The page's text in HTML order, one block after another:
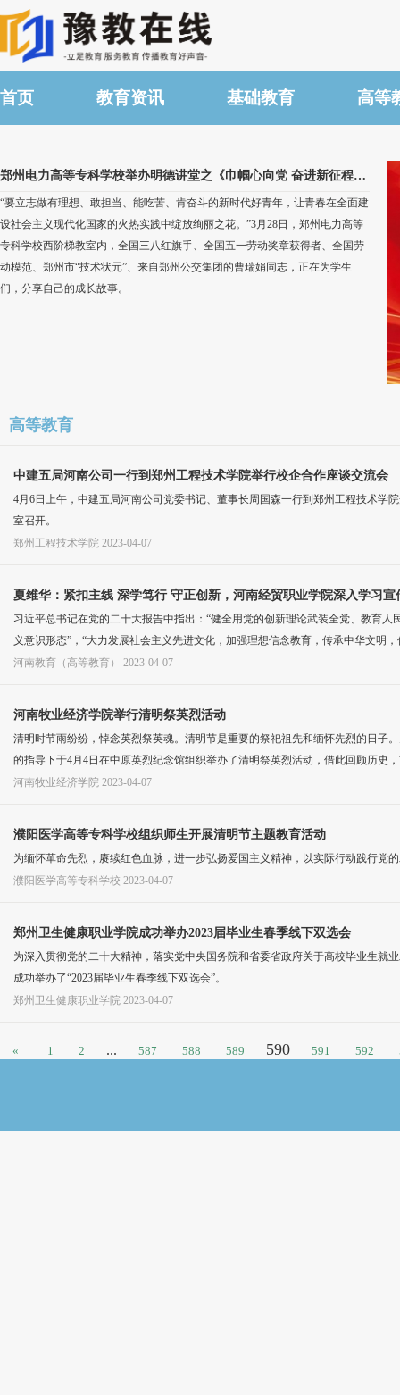
首页 教育资讯 基础教育 高等
郑州电力高等专科学校举办明德讲堂之《巾帼心向党 奋进新征程》劳模精神专题讲座
“要立志做有理想、敢担当、能吃苦、肯奋斗的新时代好青年，让青春在全面建
设社会主义现代化国家的火热实践中绽放绚丽之花。”3月28日，郑州电力高等
专科学校西阶梯教室内，全国三八红旗手、全国五一劳动奖章获得者、全国劳
动模范、郑州市“技术状元”、来自郑州公交集团的曹瑞娟同志，正在为学生
们，分享自己的成长故事。
高等教育
中建五局河南公司一行到郑州工程技术学院举行校企合作座谈交流会
4月6日上午，中建五局河南公司党委书记、董事长周国森一行到郑州工程技术学
室召开。
郑州工程技术学院 2023-04-07
夏维华：紧扣主线 深学笃行 守正创新，河南经贸职业学院深入学习
习近平总书记在党的二十大报告中指出：“健全用党的创新理论武装全党、教育
义意识形态”，“大力发展社会主义先进文化，加强理想信念教育，传承中华文明
河南教育（高等教育）
2023-04-07
河南牧业经济学院举行清明祭英烈活动
清明时节雨纷纷，悼念英烈祭英魂。清明节是重要的祭祀祖先和缅怀先烈的日子
的指导下于4月4日在中原英烈纪念馆组织举办了清明祭英烈活动，借此回顾历史
河南牧业经济学院 2023-04-07
濮阳医学高等专科学校组织师生开展清明节主题教育活动
为缅怀革命先烈，赓续红色血脉，进一步弘扬爱国主义精神，以实际行动践行党
濮阳医学高等专科学校 2023-04-07
郑州卫生健康职业学院成功举办2023届毕业生春季线下双选会
为深入贯彻党的二十大精神，落实党中央国务院和省委省政府关于高校毕业生就
成功举办了“2023届毕业生春季线下双选会”。
郑州卫生健康职业学院 2023-04-07
« 1 2 ... 587 588 589 590 591 592